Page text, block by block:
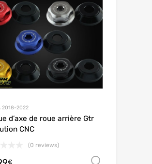
2018-2022
d’axe de roue arrière Gtr
CNC
(0 reviews)
€